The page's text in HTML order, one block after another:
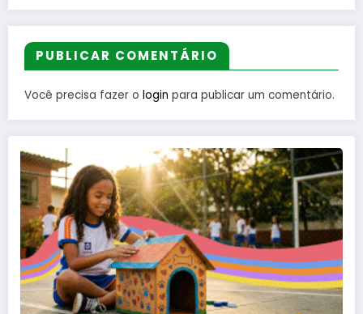
PUBLICAR COMENTÁRIO
Você precisa fazer o login para publicar um comentário.